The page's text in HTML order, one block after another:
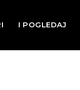
I POGLEDAJ